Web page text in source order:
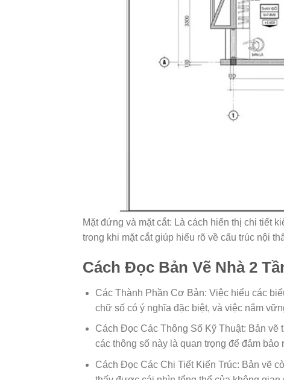
Mặt đứng và mặt cắt: Là cách hiển thị chi tiết
trong khi mặt cắt giúp hiểu rõ về cấu trúc nội
Cách Đọc Bản Vẽ Nhà 2
Các Thành Phần Cơ Bản: Việc hiểu các
chữ số có ý nghĩa đặc biệt, và việc nắm
Cách Đọc Các Thông Số Kỹ Thuật: Bản
các thông số này là quan trọng để đảm
Cách Đọc Các Chi Tiết Kiến Trúc: Bản vẽ